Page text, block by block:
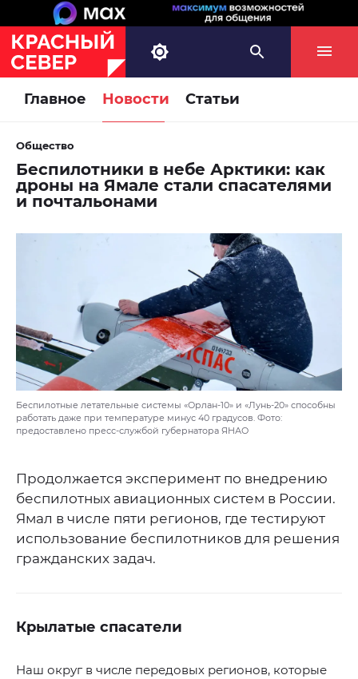
Главное Новости Статьи
Общество
Беспилотники в небе Арктики: как
дроны на Ямале стали спасателями
и почтальонами
Беспилотные летательные системы «Орлан-10» и «Лунь-20» способны
работать даже при температуре минус 40 градусов. Фото:
предоставлено пресс-службой губернатора ЯНАО
Продолжается эксперимент по внедрению
беспилотных авиационных систем в России.
Ямал в числе пяти регионов, где тестируют
использование беспилотников для решения
гражданских задач.
Крылатые спасатели
Наш округ в числе передовых регионов, которые